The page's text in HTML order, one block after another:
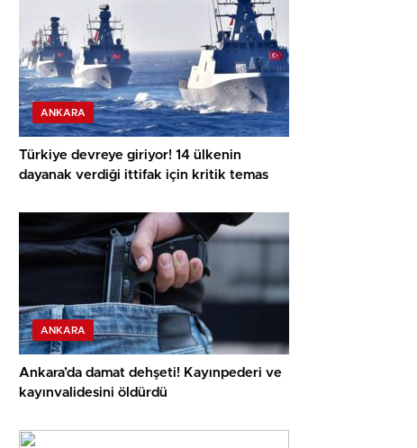
ANKARA
Türkiye devreye giriyor! 14 ülkenin
dayanak verdiği ittifak için kritik temas
ANKARA
Ankara’da damat dehşeti! Kayınpederi ve
kayınvalidesini öldürdü